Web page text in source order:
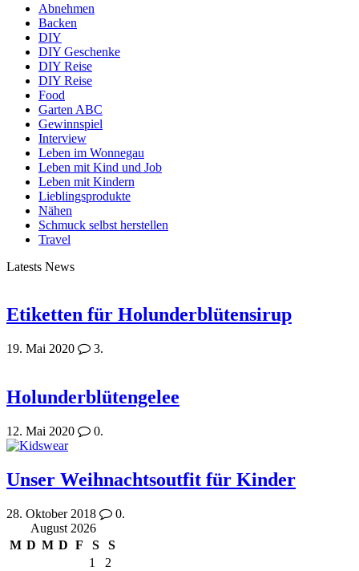
Abnehmen
Backen
DIY
DIY Geschenke
DIY Reise
DIY Reise
Food
Garten ABC
Gewinnspiel
Interview
Leben im Wonnegau
Leben mit Kind und Job
Leben mit Kindern
Lieblingsprodukte
Nähen
Schmuck selbst herstellen
Travel
Latests News
Etiketten für Holunderblütensirup
19. Mai 2020 3.
Holunderblütengelee
12. Mai 2020 0.
Unser Weihnachtsoutfit für Kinder
28. Oktober 2018
0.
August 2026
M D M D F S
S
1
2